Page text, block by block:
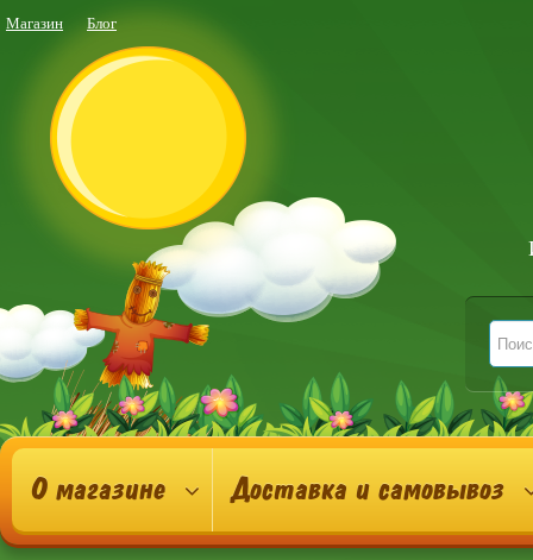
Магазин Блог
О магазине Доставка и самовывоз